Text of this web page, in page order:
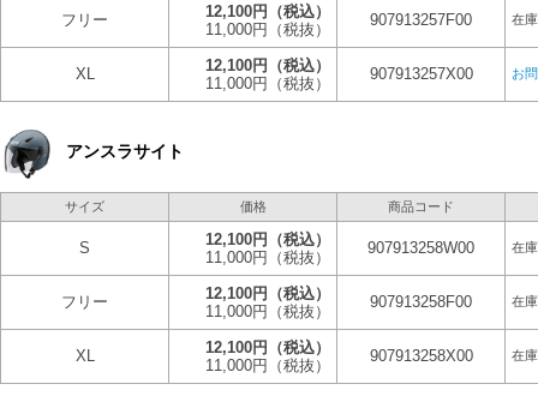
フリー 12,100円
（税込）
11,000円
（税抜）
907913257F00 在
XL 12,100円
（税込）
11,000円
（税抜）
907913257X00 お
アンスラサイト
サイズ 価格 商品コード
S 12,100円
（税込）
11,000円
（税抜）
907913258W00 在
フリー 12,100円
（税込）
11,000円
（税抜）
907913258F00 在
XL 12,100円
（税込）
11,000円
（税抜）
907913258X00 在